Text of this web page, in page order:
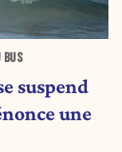
BUS
suspend
une